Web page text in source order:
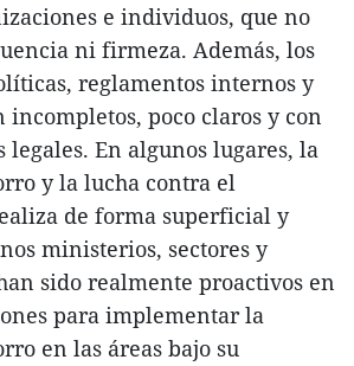
e individuos, que no
ni firmeza. Además, los
reglamentos internos y
incompletos, poco claros y con
legales. En algunos lugares, la
y la lucha contra el
de forma superficial y
ministerios, sectores y
sido realmente proactivos en
para implementar la
en las áreas bajo su